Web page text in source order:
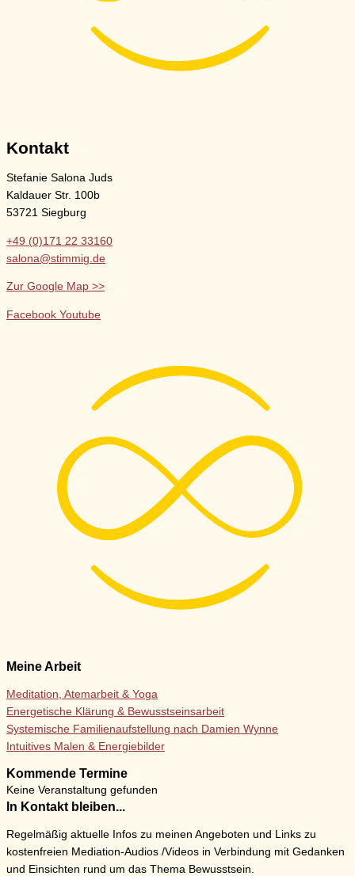
Kontakt
Stefanie Salona Juds
Kaldauer Str. 100b
53721 Siegburg
+49 (0)171 22 33160
salona@stimmig.de
Zur Google Map >>
Facebook Youtube
Meine Arbeit
Meditation, Atemarbeit & Yoga
Energetische Klärung & Bewusstseinsarbeit
Systemische Familienaufstellung nach Damien Wynne
Intuitives Malen & Energiebilder
Kommende Termine
Keine Veranstaltung gefunden
In Kontakt bleiben...
Regelmäßig aktuelle Infos zu meinen Angeboten und Links zu
kostenfreien Mediation-Audios /Videos in Verbindung mit Gedanken
und Einsichten rund um das Thema Bewusstsein.